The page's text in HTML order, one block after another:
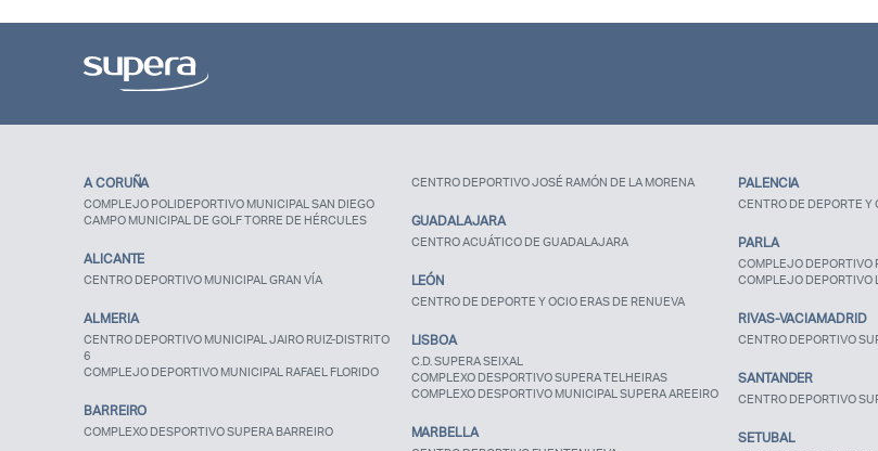
A CORUÑA
COMPLEJO POLIDEPORTIVO MUNICIPAL SAN DIEGO
CAMPO MUNICIPAL DE GOLF TORRE DE HÉRCULES
ALICANTE
CENTRO DEPORTIVO MUNICIPAL GRAN VÍA
ALMERIA
CENTRO DEPORTIVO MUNICIPAL JAIRO RUIZ-DISTRITO
6
COMPLEJO DEPORTIVO MUNICIPAL RAFAEL FLORIDO
BARREIRO
COMPLEXO DESPORTIVO SUPERA BARREIRO
CENTRO DEPORTIVO JOSÉ RAMÓN DE LA MORENA
GUADALAJARA
CENTRO ACUÁTICO DE GUADALAJARA
LEÓN
CENTRO DE DEPORTE Y OCIO ERAS DE RENUEVA
LISBOA
C.D. SUPERA SEIXAL
COMPLEXO DESPORTIVO SUPERA TELHEIRAS
COMPLEXO DESPORTIVO MUNICIPAL SUPERA AREEIRO
MARBELLA
PALENCIA
CENTRO DE DEPORTE Y
PARLA
COMPLEJO DEPORTIVO
COMPLEJO DEPORTIVO
RIVAS-VACIAMADRID
CENTRO DEPORTIVO
SANTANDER
CENTRO DEPORTIVO
SETUBAL